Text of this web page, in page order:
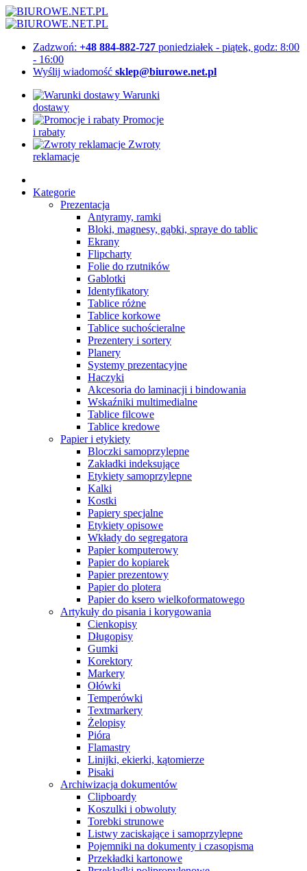
Zadzwoń: +48 884-882-727 poniedziałek - piątek, godz: 8:00
- 16:00
Wyślij wiadomość sklep@biurowe.net.pl
Warunki
dostawy
Promocje
i rabaty
Zwroty
reklamacje
Kategorie
Prezentacja
Antyramy, ramki
Bloki, magnesy, gąbki, spraye do tablic
Ekrany
Flipcharty
Folie do rzutników
Gablotki
Identyfikatory
Tablice różne
Tablice korkowe
Tablice suchościeralne
Prezentery i sortery
Planery
Systemy prezentacyjne
Haczyki
Akcesoria do laminacji i bindowania
Wskaźniki multimedialne
Tablice filcowe
Tablice kredowe
Papier i etykiety
Bloczki samoprzylepne
Zakładki indeksujące
Etykiety samoprzylepne
Kalki
Kostki
Papiery specjalne
Etykiety opisowe
Wkłady do segregatora
Papier komputerowy
Papier do kopiarek
Papier prezentowy
Papier do plotera
Papier do ksero wielkoformatowego
Artykuły do pisania i korygowania
Cienkopisy
Długopisy
Gumki
Korektory
Markery
Ołówki
Temperówki
Textmarkery
Żelopisy
Pióra
Flamastry
Linijki, ekierki, kątomierze
Pisaki
Archiwizacja dokumentów
Clipboardy
Koszulki i obwoluty
Torebki strunowe
Listwy zaciskające i samoprzylepne
Pojemniki na dokumenty i czasopisma
Przekładki kartonowe